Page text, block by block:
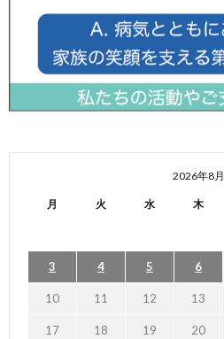
2026年8月
月 火 水 木
3 4 5 6
10 11 12 13
17 18 19 20